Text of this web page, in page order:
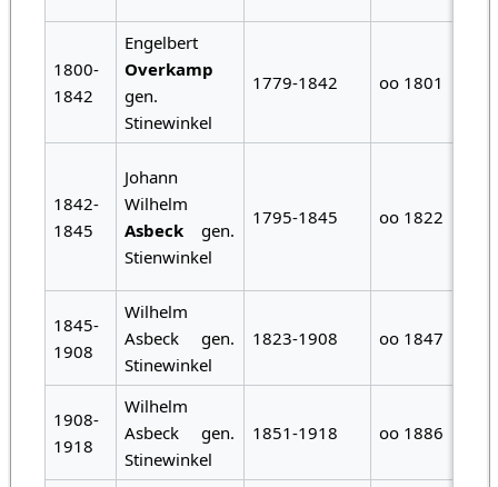
1800-
1842
Engelbert
Overkamp
gen.
Stinewinkel
1779-1842 oo 1801
1842-
1845
Johann
Wilhelm
Asbeck gen.
Stienwinkel
1795-1845 oo 1822
1845-
1908
Wilhelm
Asbeck gen.
Stinewinkel
1823-1908 oo 1847
1908-
1918
Wilhelm
Asbeck gen.
Stinewinkel
1851-1918 oo 1886